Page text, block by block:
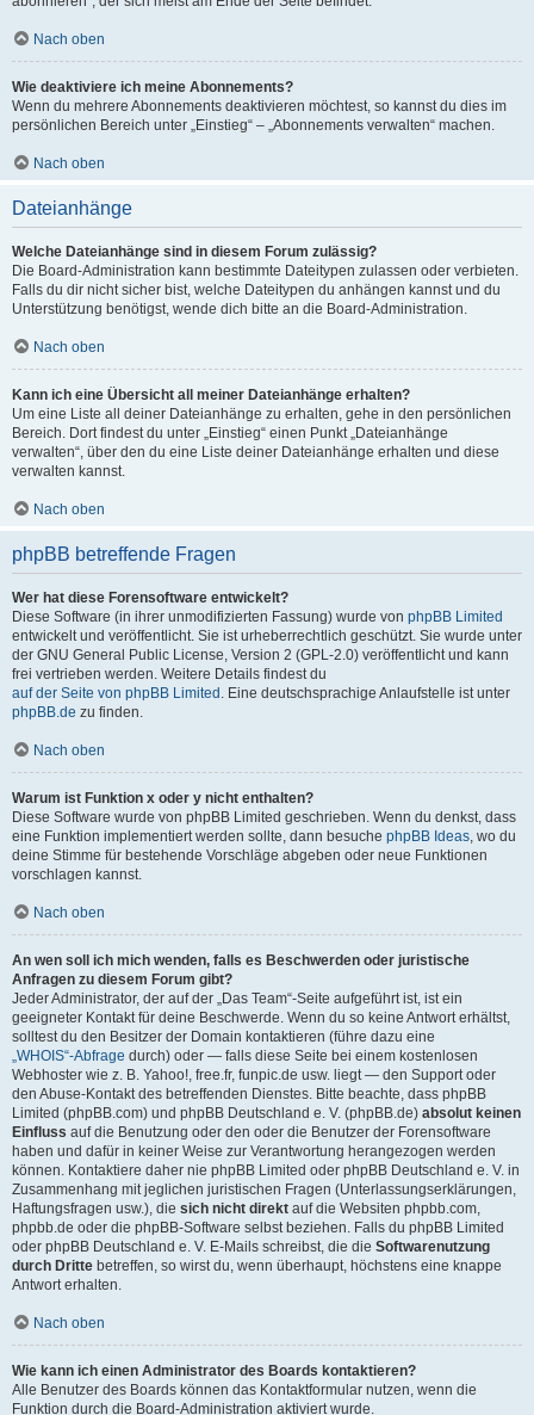
Nach oben
Wie deaktiviere ich meine Abonnements?
Wenn du mehrere Abonnements deaktivieren möchtest, so kannst du dies im
persönlichen Bereich unter „Einstieg“ – „Abonnements verwalten“ machen.
Nach oben
Dateianhänge
Welche Dateianhänge sind in diesem Forum zulässig?
Die Board-Administration kann bestimmte Dateitypen zulassen oder verbieten.
Falls du dir nicht sicher bist, welche Dateitypen du anhängen kannst und du
Unterstützung benötigst, wende dich bitte an die Board-Administration.
Nach oben
Kann ich eine Übersicht all meiner Dateianhänge erhalten?
Um eine Liste all deiner Dateianhänge zu erhalten, gehe in den persönlichen
Bereich. Dort findest du unter „Einstieg“ einen Punkt „Dateianhänge
verwalten“, über den du eine Liste deiner Dateianhänge erhalten und diese
verwalten kannst.
Nach oben
phpBB betreffende Fragen
Wer hat diese Forensoftware entwickelt?
Diese Software (in ihrer unmodifizierten Fassung) wurde von phpBB Limited
entwickelt und veröffentlicht. Sie ist urheberrechtlich geschützt. Sie wurde unter
der GNU General Public License, Version 2 (GPL-2.0) veröffentlicht und kann
frei vertrieben werden. Weitere Details findest du
auf der Seite von phpBB Limited . Eine deutschsprachige Anlaufstelle ist unter
phpBB.de zu finden.
Nach oben
Warum ist Funktion x oder y nicht enthalten?
Diese Software wurde von phpBB Limited geschrieben. Wenn du denkst, dass
eine Funktion implementiert werden sollte, dann besuche phpBB Ideas, wo du
deine Stimme für bestehende Vorschläge abgeben oder neue Funktionen
vorschlagen kannst.
Nach oben
An wen soll ich mich wenden, falls es Beschwerden oder juristische
Anfragen zu diesem Forum gibt?
Jeder Administrator, der auf der „Das Team“-Seite aufgeführt ist, ist ein
geeigneter Kontakt für deine Beschwerde. Wenn du so keine Antwort erhältst,
solltest du den Besitzer der Domain kontaktieren (führe dazu eine
„WHOIS“-Abfrage durch) oder — falls diese Seite bei einem kostenlosen
Webhoster wie z. B. Yahoo!, free.fr, funpic.de usw. liegt — den Support oder
den Abuse-Kontakt des betreffenden Dienstes. Bitte beachte, dass phpBB
Limited (phpBB.com) und phpBB Deutschland e. V. (phpBB.de) absolut keinen
Einfluss auf die Benutzung oder den oder die Benutzer der Forensoftware
haben und dafür in keiner Weise zur Verantwortung herangezogen werden
können. Kontaktiere daher nie phpBB Limited oder phpBB Deutschland e. V. in
Zusammenhang mit jeglichen juristischen Fragen (Unterlassungserklärungen,
Haftungsfragen usw.), die sich nicht direkt auf die Websiten phpbb.com,
phpbb.de oder die phpBB-Software selbst beziehen. Falls du phpBB Limited
oder phpBB Deutschland e. V. E-Mails schreibst, die die Softwarenutzung
durch Dritte betreffen, so wirst du, wenn überhaupt, höchstens eine knappe
Antwort erhalten.
Nach oben
Wie kann ich einen Administrator des Boards kontaktieren?
Alle Benutzer des Boards können das Kontaktformular nutzen, wenn die
Funktion durch die Board-Administration aktiviert wurde.